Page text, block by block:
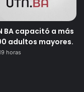
BA capacitó a más
adultos mayores.
horas